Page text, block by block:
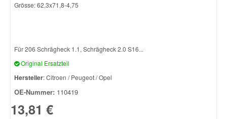
Grösse: 62,3x71,8-4,75
Für 206 Schrägheck 1.1, Schrägheck 2.0 S16...
Original Ersatzteil
Hersteller: Citroen / Peugeot / Opel
OE-Nummer: 110419
13,81 €